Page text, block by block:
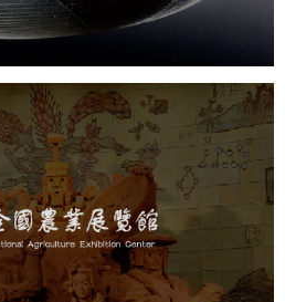
展览馆
站建设
博物馆展厅设计
厅空间设计
企业展厅设计